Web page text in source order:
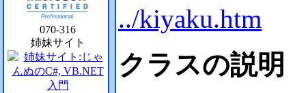
../kiyaku.htm
クラスの説明
070-316
姉妹サイト